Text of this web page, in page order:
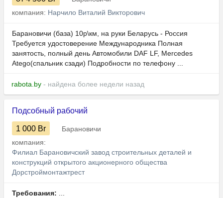
компания: Нарчило Виталий Викторович
Барановичи (база) 10р\км, на руки Беларусь - Россия
Требуется удостоверение Международника Полная
занятость, полный день Автомобили DAF LF, Mercedes
Atego(спальник сзади) Подробности по телефону ...
rabota.by - найдена более недели назад
Подсобный рабочий
1 000 Br
Барановичи
компания:
Филиал Барановичский завод строительных деталей и
конструкций открытого акционерного общества
Дорстроймонтажтрест
Требования: ...